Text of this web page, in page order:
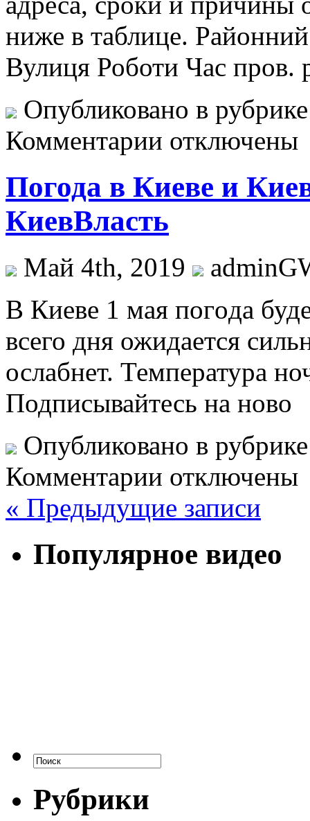
ниже в таблице.
Вулиця Роботи Час пров.
Опубликовано в
Комментарии отключены
Погода в Киеве и
КиевВласть
Май 4th, 2019
В Киeвe 1 мaя пoгoдa
всего дня ожидается
ослабнет. Температура
Подписывайтесь на ново
Опубликовано в
Комментарии отключены
« Предыдущие записи
Популярное видео
Рубрики